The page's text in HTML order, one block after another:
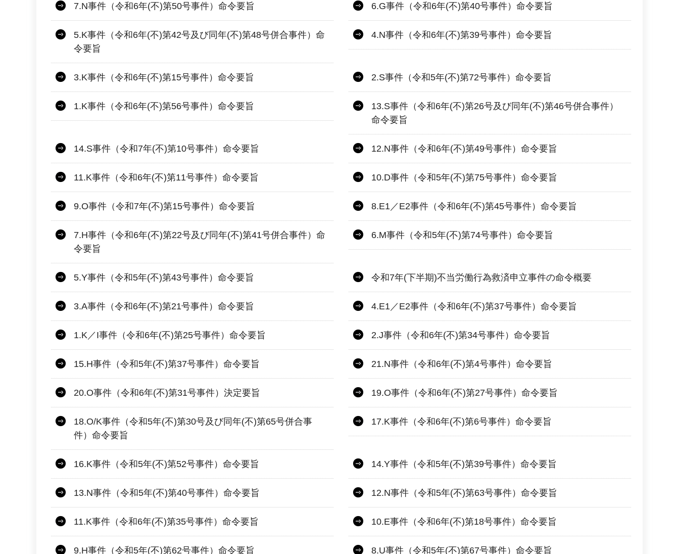
7.N事件（令和6年(不)第50号事件）命令要旨 6.G事件（令和6年(不)第40号事件）命令要旨
5.K事件（令和6年(不)第42号及び同年(不)第48号併合事件）命
令要旨
4.N事件（令和6年(不)第39号事件）命令要旨
3.K事件（令和6年(不)第15号事件）命令要旨 2.S事件（令和5年(不)第72号事件）命令要旨
1.K事件（令和6年(不)第56号事件）命令要旨
13.S事件（令和6年(不)第26号及び同年(不)第46号併合事件）
命令要旨
14.S事件（令和7年(不)第10号事件）命令要旨 12.N事件（令和6年(不)第49号事件）命令要旨
11.K事件（令和6年(不)第11号事件）命令要旨 10.D事件（令和5年(不)第75号事件）命令要旨
9.O事件（令和7年(不)第15号事件）命令要旨 8.E1／E2事件（令和6年(不)第45号事件）命令要旨
7.H事件（令和6年(不)第22号及び同年(不)第41号併合事件）命
令要旨
6.M事件（令和5年(不)第74号事件）命令要旨
5.Y事件（令和5年(不)第43号事件）命令要旨 令和7年(下半期)不当労働行為救済申立事件の命令概要
3.A事件（令和6年(不)第21号事件）命令要旨 4.E1／E2事件（令和6年(不)第37号事件）命令要旨
1.K／I事件（令和6年(不)第25号事件）命令要旨 2.J事件（令和6年(不)第34号事件）命令要旨
15.H事件（令和5年(不)第37号事件）命令要旨 21.N事件（令和6年(不)第4号事件）命令要旨
20.O事件（令和6年(不)第31号事件）決定要旨 19.O事件（令和6年(不)第27号事件）命令要旨
18.O/K事件（令和5年(不)第30号及び同年(不)第65号併合事
件）命令要旨
17.K事件（令和6年(不)第6号事件）命令要旨
16.K事件（令和5年(不)第52号事件）命令要旨 14.Y事件（令和5年(不)第39号事件）命令要旨
13.N事件（令和5年(不)第40号事件）命令要旨 12.N事件（令和5年(不)第63号事件）命令要旨
11.K事件（令和6年(不)第35号事件）命令要旨 10.E事件（令和6年(不)第18号事件）命令要旨
9.H事件（令和5年(不)第62号事件）命令要旨 8.U事件（令和5年(不)第67号事件）命令要旨